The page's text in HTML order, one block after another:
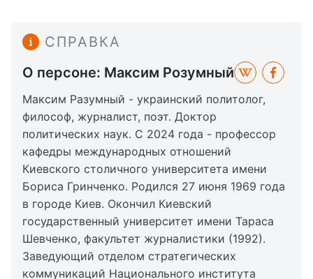
СПРАВКА
О персоне: Максим Розумный
Максим Разумный - украинский политолог,
философ, журналист, поэт. Доктор
политических наук. С 2024 года - профессор
кафедры международных отношений
Киевского столичного университета имени
Бориса Гринченко. Родился 27 июня 1969 года
в городе Киев. Окончил Киевский
государственный университет имени Тараса
Шевченко, факультет журналистики (1992).
Заведующий отделом стратегических
коммуникаций Национального института